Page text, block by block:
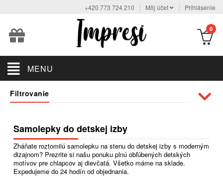
+420 773 724 210 Môj účet Prihlásenie
0
MENU
Filtrovanie
Samolepky do detskej izby
Zháňate roztomilú samolepku na stenu do detskej izby s moderným
dizajnom? Prezrite si našu ponuku plnú obľúbených detských
motívov pre chlapcov aj dievčatá. Všetko máme na sklade.
Expedujeme do 24 hodín od objednania.